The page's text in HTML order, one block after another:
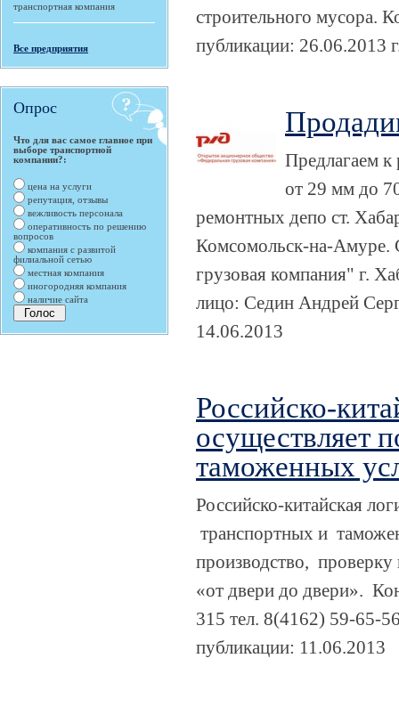
транспортная компания
Все предприятия
Опрос
Что для вас самое главное при
выборе транспортной
компании?:
цена на услуги
репутация, отзывы
вежливость персонала
оперативность по решению
вопросов
компания с развитой
филиальной сетью
местная компания
иногородняя компания
наличие сайта
строительного мусора.
публикации: 26.06.2013
Предлагаем к
от 29 мм до
ремонтных депо ст.
Комсомольск-на-Амуре.
грузовая компания" г.
лицо: Седин Андрей
14.06.2013
Российско-
осуществляет
таможенных
Российско-китайская
транспортных и
производство,
«от двери до двери».
315 тел. 8(4162) 59-65-
публикации: 11.06.2013